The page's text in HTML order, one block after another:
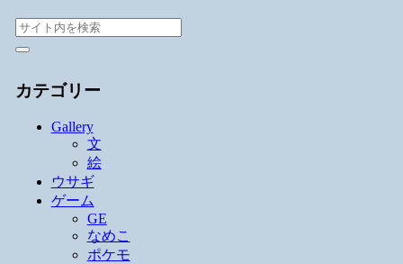
カテゴリー
Gallery
文
絵
ウサギ
ゲーム
GE
なめこ
ポケモ